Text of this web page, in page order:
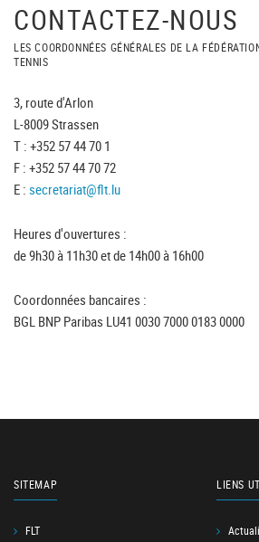
CONTACTEZ-NOUS
LES COORDONNÉES GÉNÉRALES DE LA
TENNIS
3, route d'Arlon
L-8009 Strassen
T : +352 57 44 70 1
F : +352 57 44 70 72
E : secretariat@flt.lu
Heures d'ouvertures :
de 9h30 à 11h30 et de 14h00 à 16h00
Coordonnées bancaires :
BGL BNP Paribas LU41 0030 7000 0183 0000
SITEMAP
FLT
LIENS